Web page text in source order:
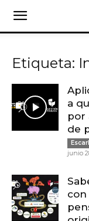
Etiqueta:
a
por
de
junio